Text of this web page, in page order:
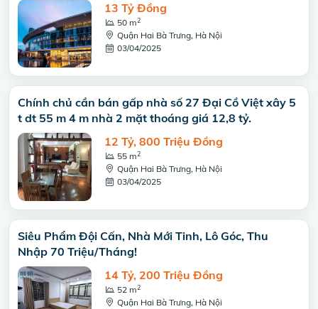
13 Tỷ Đồng
50 m2
Quận Hai Bà Trưng, Hà Nội
03/04/2025
Chính chủ cần bán gấp nhà số 27 Đại Cồ Việt xây 5
t dt 55 m 4 m nhà 2 mặt thoáng giá 12,8 tỷ.
12 Tỷ, 800 Triệu Đồng
55 m2
Quận Hai Bà Trưng, Hà Nội
03/04/2025
Siêu Phẩm Đội Cấn, Nhà Mới Tinh, Lô Góc, Thu
Nhập 70 Triệu/Tháng!
14 Tỷ, 200 Triệu Đồng
52 m2
Quận Hai Bà Trưng, Hà Nội